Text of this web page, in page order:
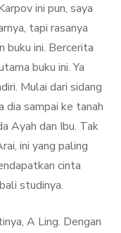
ini pun, saya
tapi rasanya
buku ini. Bercerita
buku ini. Ya
Mulai dari sidang
dia sampai ke tanah
Ayah dan Ibu. Tak
ini yang paling
cinta
studinya.
A Ling. Dengan